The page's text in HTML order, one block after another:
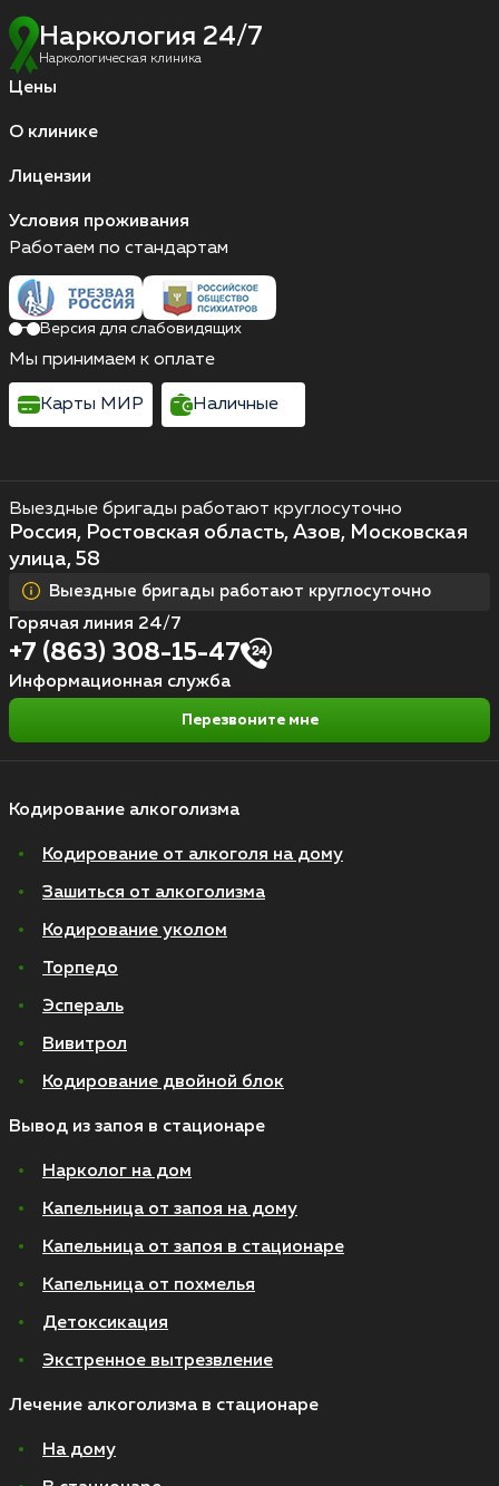
Наркология 24/7
Наркологическая клиника
Цены
О клинике
Лицензии
Условия проживания
Кодирование алкоголизма
Кодирование от алкоголя на дому
Зашиться от алкоголизма
Кодирование уколом
Торпедо
Эспераль
Вивитрол
Кодирование двойной блок
Вывод из запоя в стационаре
Нарколог на дом
Капельница от запоя на дому
Капельница от запоя в стационаре
Капельница от похмелья
Детоксикация
Экстренное вытрезвление
Лечение алкоголизма в стационаре
На дому
Выездные бригады работают круглосуточно
Россия, Ростовская область, Азов, Московская
улица, 58
Выездные бригады работают круглосуточно
Горячая линия 24/7
+7 (863) 308-15-47
Информационная служба
Перезвоните мне
Работаем по стандартам
Версия для слабовидящих
Мы принимаем к оплате
Карты МИР Наличные